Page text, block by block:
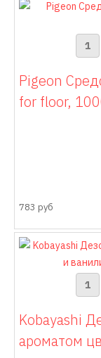
Pigeon
for floor,
783 руб
Kobayashi
ароматом